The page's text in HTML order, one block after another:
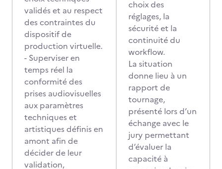
validés et au respect
des contraintes du
dispositif de
production virtuelle.
- Superviser en
temps réel la
conformité des
prises audiovisuelles
aux paramètres
techniques et
artistiques définis en
amont afin de
décider de leur
validation,
choix des
réglages, la
sécurité et la
continuité du
workflow.
La situation
donne lieu à un
rapport de
tournage,
présenté lors d’un
échange avec le
jury permettant
d’évaluer la
capacité à